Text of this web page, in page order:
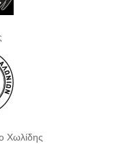
Χωλίδης